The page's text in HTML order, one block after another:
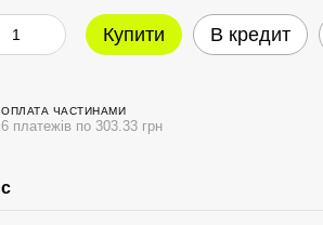
Купити В кредит
ОПЛАТА ЧАСТИНАМИ
6 платежів по 303.33 грн